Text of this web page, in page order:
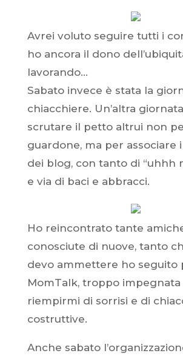
Avrei voluto seguire tutti i
ho ancora il dono
lavorando…
Sabato invece è stata la
chiacchiere. Un’altra
scrutare il petto altrui non
guardone, ma per associare
dei blog, con tanto di “uhhh
e via di baci e abbracci.
Ho reincontrato tante
conosciute di nuove, tanto
devo ammettere ho seguito
MomTalk, troppo impegnata
riempirmi di sorrisi e di
costruttive.
Anche sabato